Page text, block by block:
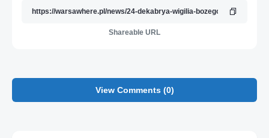
Shareable URL
View Comments (0)